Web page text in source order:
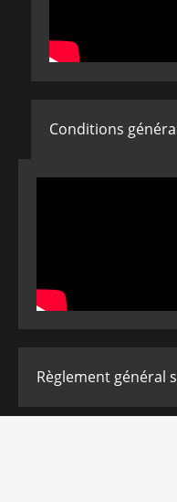
Conditions
Règlement général